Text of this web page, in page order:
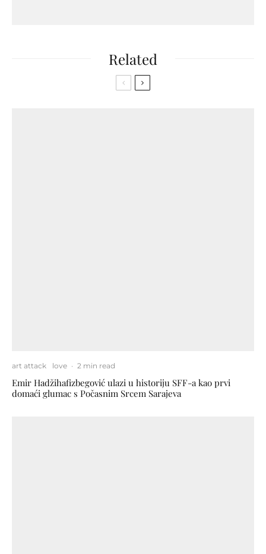
Related
art attack love · 2 min read
Emir Hadžihafizbegović ulazi u historiju SFF-a kao prvi
domaći glumac s Počasnim Srcem Sarajeva